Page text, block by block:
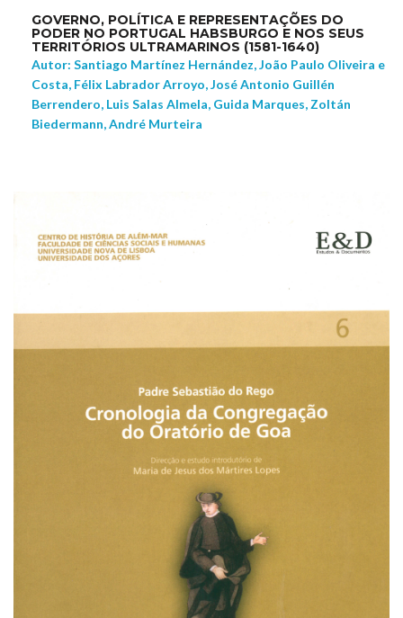
GOVERNO, POLÍTICA E REPRESENTAÇÕES DO
PODER NO PORTUGAL HABSBURGO E NOS SEUS
TERRITÓRIOS ULTRAMARINOS (1581-1640)
Autor: Santiago Martínez Hernández, João Paulo Oliveira e
Costa, Félix Labrador Arroyo, José Antonio Guillén
Berrendero, Luis Salas Almela, Guida Marques, Zoltán
Biedermann, André Murteira